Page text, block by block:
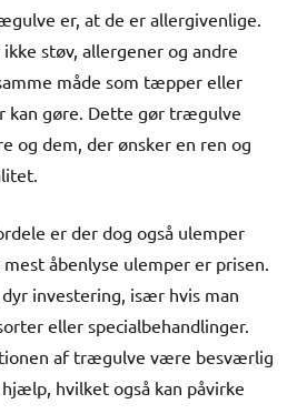
er, at de er allergivenlige.
støv, allergener og andre
måde som tæpper eller
kan gøre. Dette gør trægulve
og dem, der ønsker en ren og
er der dog også ulemper
åbenlyse ulemper er prisen.
investering, især hvis man
eller specialbehandlinger.
af trægulve være besværlig
hvilket også kan påvirke